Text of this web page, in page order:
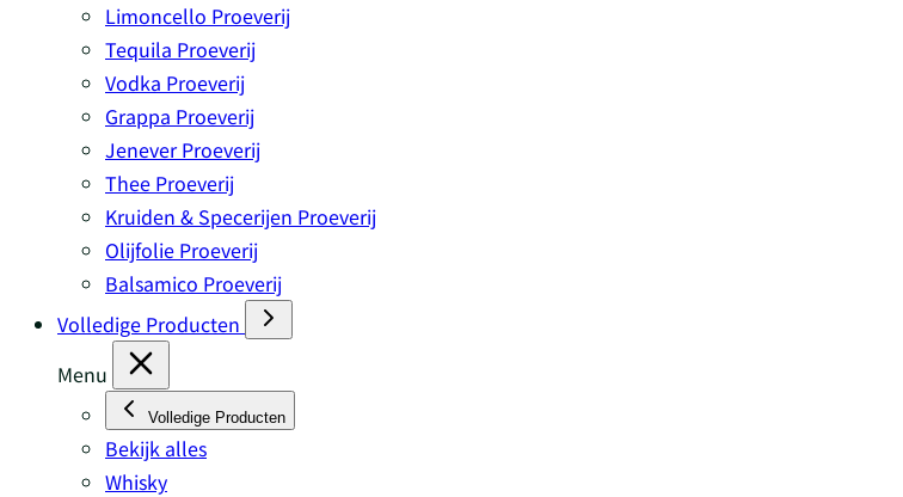
Limoncello Proeverij
Tequila Proeverij
Vodka Proeverij
Grappa Proeverij
Jenever Proeverij
Thee Proeverij
Kruiden & Specerijen Proeverij
Olijfolie Proeverij
Balsamico Proeverij
Volledige Producten
Menu
Volledige Producten
Bekijk alles
Whisky